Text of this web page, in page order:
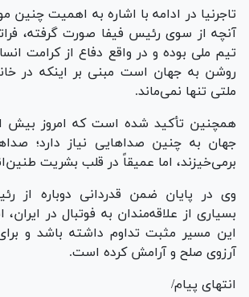
تاجرنیا در ادامه با اشاره به اهمیت چنین
آنچه از سوی رئیس فیفا صورت گرفته،
تیم ملی بوده و در واقع دفاع از کرامت
روشن به جهان است مبنی بر اینکه در
ملتی تنها نمی‌ماند.
همچنین تأکید شده است که امروز بیش
جهان به چنین صدا‌هایی نیاز دارد؛
برمی‌خیزند، اما عمیقاً در قلب بشریت
وی در پایان ضمن قدردانی دوباره از
بسیاری از علاقه‌مندان به فوتبال در ایران،
این مسیر مثبت تداوم داشته باشد و
آرزوی صلح و آرامش کرده است.
انتهای پیام/